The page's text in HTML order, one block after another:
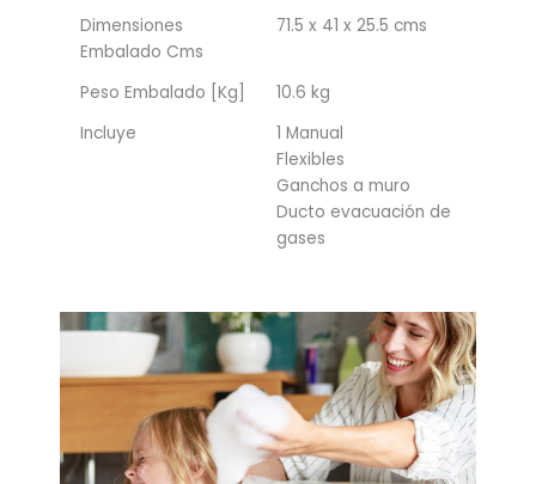
Dimensiones
Embalado Cms
71.5 x 41 x 25.5 cms
Peso Embalado [Kg]
10.6 kg
Incluye
1 Manual
Flexibles
Ganchos a muro
Ducto evacuación de
gases